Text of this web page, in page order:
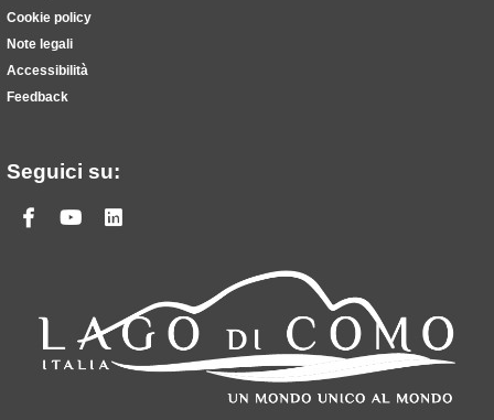
Cookie policy
Note legali
Accessibilità
Feedback
Seguici su:
Facebook
Youtube